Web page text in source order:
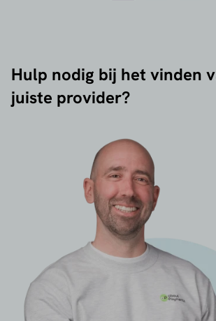
Hulp nodig bij het vinden
juiste provider?